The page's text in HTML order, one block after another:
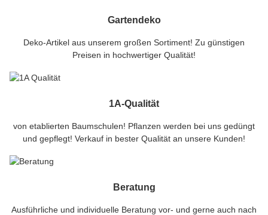
Gartendeko
Deko-Artikel aus unserem großen Sortiment! Zu günstigen
Preisen in hochwertiger Qualität!
1A-Qualität
von etablierten Baumschulen! Pflanzen werden bei uns gedüngt
und gepflegt! Verkauf in bester Qualität an unsere Kunden!
Beratung
Ausführliche und individuelle Beratung vor- und gerne auch nach